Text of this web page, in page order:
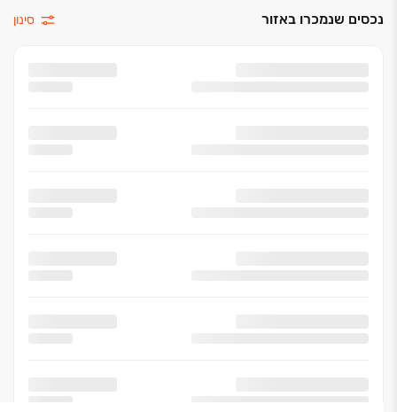
נכסים שנמכרו באזור סינון